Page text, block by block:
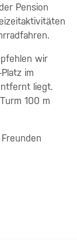
Pension
wir
im
liegt.
100 m